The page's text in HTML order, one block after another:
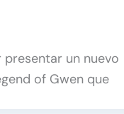
presentar un nuevo
of Gwen que